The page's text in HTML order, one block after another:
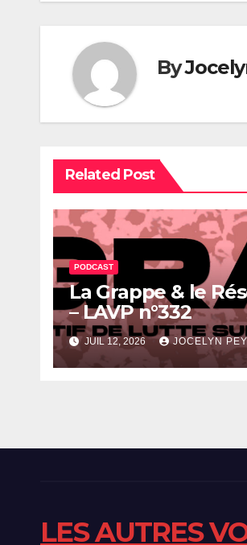
By
Related Post
PODCAST
La Grappe & le
– LAVP n°332
JUIL 12, 2026 JOCELYN
LES AUTRES